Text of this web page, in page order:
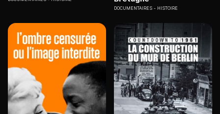
DOCUMENTAIRES HISTOIRE